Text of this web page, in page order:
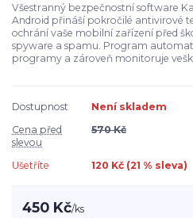
Všestranný bezpečnostní software
Android přináší pokročilé antivirové
ochrání vaše mobilní zařízení před
spyware a spamu. Program
programy a zároveň monitoruje
Dostupnost
Není skladem
Cena před
slevou
570 Kč
Ušetříte 120 Kč (21 % sleva)
450 Kč/ks